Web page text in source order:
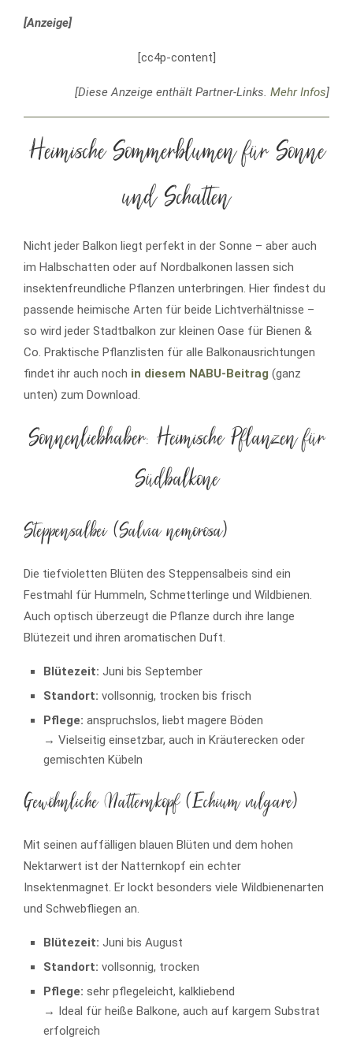
[Anzeige]
[cc4p-content]
[Diese Anzeige enthält Partner-Links. Mehr Infos]
Heimische Sommerblumen für Sonne
und Schatten
Nicht jeder Balkon liegt perfekt in der Sonne – aber auch
im Halbschatten oder auf Nordbalkonen lassen sich
insektenfreundliche Pflanzen unterbringen. Hier findest du
passende heimische Arten für beide Lichtverhältnisse –
so wird jeder Stadtbalkon zur kleinen Oase für Bienen &
Co. Praktische Pflanzlisten für alle Balkonausrichtungen
findet ihr auch noch in diesem NABU-Beitrag (ganz
unten) zum Download.
Sonnenliebhaber: Heimische Pflanzen für
Südbalkone
Steppensalbei (Salvia nemorosa)
Die tiefvioletten Blüten des Steppensalbeis sind ein
Festmahl für Hummeln, Schmetterlinge und Wildbienen.
Auch optisch überzeugt die Pflanze durch ihre lange
Blütezeit und ihren aromatischen Duft.
Blütezeit: Juni bis September
Standort: vollsonnig, trocken bis frisch
Pflege: anspruchslos, liebt magere Böden
→ Vielseitig einsetzbar, auch in Kräuterecken oder
gemischten Kübeln
Gewöhnliche Natternkopf (Echium vulgare)
Mit seinen auffälligen blauen Blüten und dem hohen
Nektarwert ist der Natternkopf ein echter
Insektenmagnet. Er lockt besonders viele Wildbienenarten
und Schwebfliegen an.
Blütezeit: Juni bis August
Standort: vollsonnig, trocken
Pflege: sehr pflegeleicht, kalkliebend
→ Ideal für heiße Balkone, auch auf kargem Substrat
erfolgreich